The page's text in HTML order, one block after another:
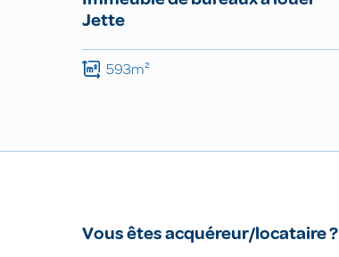
Jette
593m²
Vous êtes acquéreur/locataire ?